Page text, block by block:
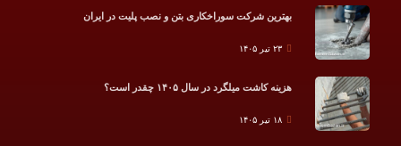
بهترین شرکت سوراخکاری بتن و نصب پلیت در ایران
۲۳ تیر ۱۴۰۵
هزینه کاشت میلگرد در سال ۱۴۰۵ چقدر است؟
۱۸ تیر ۱۴۰۵